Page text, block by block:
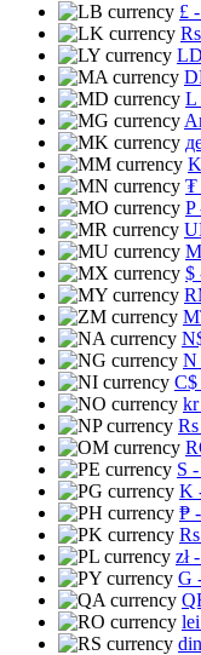
£
Rs
LD
L
K
₮
P
$
N
C$
kr
Rs
S
K
₱
Rs
zł-
G
lei